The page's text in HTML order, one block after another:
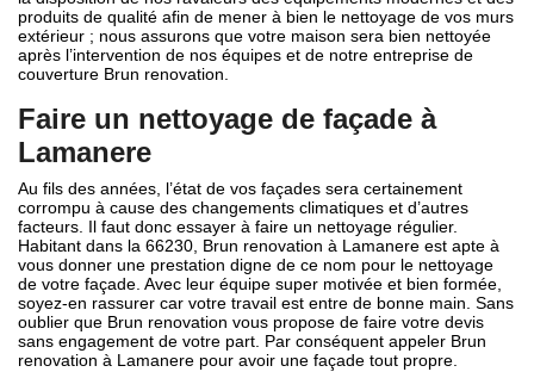
produits de qualité afin de mener à bien le nettoyage de vos murs
extérieur ; nous assurons que votre maison sera bien nettoyée
après l’intervention de nos équipes et de notre entreprise de
couverture Brun renovation.
Faire un nettoyage de façade à
Lamanere
Au fils des années, l’état de vos façades sera certainement
corrompu à cause des changements climatiques et d’autres
facteurs. Il faut donc essayer à faire un nettoyage régulier.
Habitant dans la 66230, Brun renovation à Lamanere est apte à
vous donner une prestation digne de ce nom pour le nettoyage
de votre façade. Avec leur équipe super motivée et bien formée,
soyez-en rassurer car votre travail est entre de bonne main. Sans
oublier que Brun renovation vous propose de faire votre devis
sans engagement de votre part. Par conséquent appeler Brun
renovation à Lamanere pour avoir une façade tout propre.